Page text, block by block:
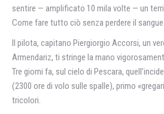
sentire — amplificato 10 mila volte — un
Come fare tutto ciò senza perdere il
Il pilota, capitano Piergiorgio Accorsi, un
Armendariz, ti stringe la mano
Tre giorni fa, sul cielo di Pescara,
(2300 ore di volo sulle spalle), primo
tricolori.